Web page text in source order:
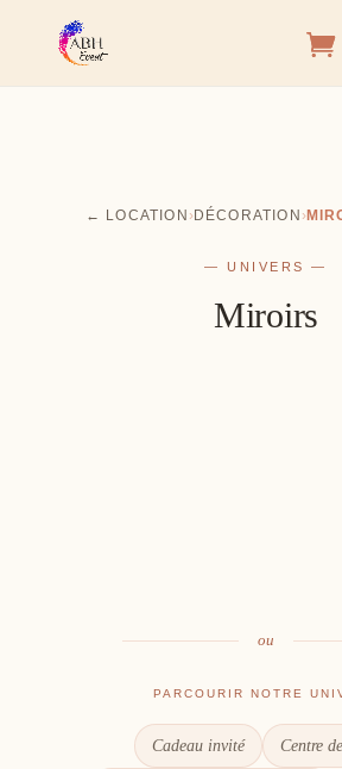
← LOCATION ›DÉCORATION ›
— UNIVERS —
Miroirs
ou
PARCOURIR NOTRE
Cadeau invité Centre